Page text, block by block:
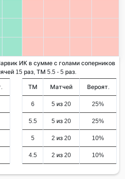
ИК в сумме с голами соперников
15 раз, ТМ 5.5 - 5 раз.
ТМ Матчей Вероят.
6 5 из 20 25%
5.5 5 из 20 25%
5 2 из 20 10%
4.5 2 из 20 10%